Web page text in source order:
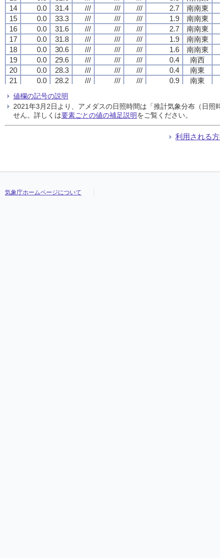
14
0.0 31.4 /// /// /// 2.7
南南東
15
0.0 33.3 /// /// /// 1.9
南南東
16
0.0 31.6 /// /// /// 2.7
南南東
17
0.0 31.8 /// /// /// 1.9
南南東
18
0.0 30.6 /// /// /// 1.6
南南東
19
0.0 29.6 /// /// /// 0.4
南西
20
0.0 28.3 /// /// /// 0.4
南東
21
0.0 28.2 /// /// /// 0.9
南東
26.1
23
0.0 25.9
静穏
24
0.0 25.5 /// /// /// 0.1 静穏
14
0.0 31.4 /// /// /// 2.7
南南東
15
0.0 33.3 /// /// /// 1.9
南南東
16
0.0 31.6 /// /// /// 2.7
南南東
17
0.0 31.8 /// /// /// 1.9
南南東
18
0.0 30.6 /// /// /// 1.6
南南東
19
0.0 29.6 /// /// /// 0.4
南西
20
0.0 28.3 /// /// /// 0.4
南東
21
0.0 28.2 /// /// /// 0.9
南東
26.1
23
0.0 25.9
静穏
24
0.0 25.5 /// /// /// 0.1 静穏
14
0.0 31.4 /// /// /// 2.7
南南東
15
0.0 33.3 /// /// /// 1.9
南南東
16
0.0 31.6 /// /// /// 2.7
南南東
17
0.0 31.8 /// /// /// 1.9
南南東
18
0.0 30.6 /// /// /// 1.6
南南東
19
0.0 29.6 /// /// /// 0.4
南西
20
0.0 28.3 /// /// /// 0.4
南東
21
0.0 28.2 /// /// /// 0.9
南東
26.1
23
0.0 25.9
静穏
24
0.0 25.5 /// /// /// 0.1 静穏
14
0.0 31.4 /// /// /// 2.7
南南東
15
0.0 33.3 /// /// /// 1.9
南南東
16
0.0 31.6 /// /// /// 2.7
南南東
17
0.0 31.8 /// /// /// 1.9
南南東
18
0.0 30.6 /// /// /// 1.6
南南東
19
0.0 29.6 /// /// /// 0.4
南西
20
0.0 28.3 /// /// /// 0.4
南東
21
0.0 28.2 /// /// /// 0.9
南東
26.1
23
0.0 25.9
静穏
24
0.0 25.5 /// /// /// 0.1 静穏
値欄の記号の説明
2021年3月2日より、アメダスの日照時間は「推計気象分布（日
せん。詳しくは要素ごとの値の補足説明をご覧ください。
利用される
気象庁ホームページについて